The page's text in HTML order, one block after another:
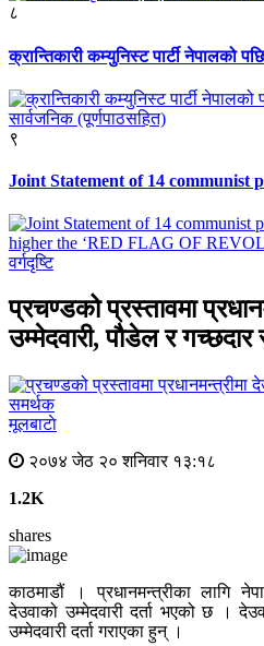
८
क्रान्तिकारी कम्युनिस्ट पार्टी नेपालको
९
Joint Statement of 14 communist
वर्गदृष्टि
प्रचण्डको प्रस्तावमा
उम्मेदवारी, पौडेल र
मूलबाटाे
२०७४ जेठ २० शनिवार १३:१८
1.2K
shares
काठमाडौं । प्रधानमन्त्रीका लागि
देउवाको उम्मेदवारी दर्ता भएको छ ।
उम्मेदवारी दर्ता गराएका हुन् ।